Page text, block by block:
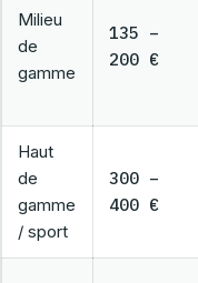
Milieu
de
gamme
135 –
200 €
Haut
de
gamme
/ sport
300 –
400 €